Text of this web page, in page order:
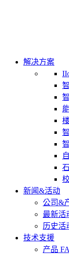
解决方案
新闻&活动
公司&
最新活
历史活
技术支援
产品